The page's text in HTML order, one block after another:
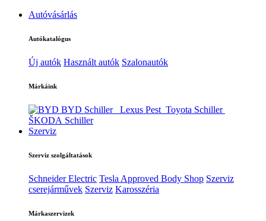
Autóvásárlás
Autókatalógus
Új autók Használt autók Szalonautók
Márkáink
BYD Schiller Lexus Pest Toyota Schiller
ŠKODA Schiller
Szerviz
Szerviz szolgáltatások
Schneider Electric Tesla Approved Body Shop Szerviz
cserejárművek Szerviz Karosszéria
Márkaszervizek